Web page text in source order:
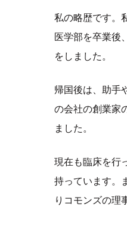
私の略歴です。
医学部を卒業後
をしました。
帰国後は、助手
の会社の創業家
ました。
現在も臨床を行
持っています。
りコモンズの理